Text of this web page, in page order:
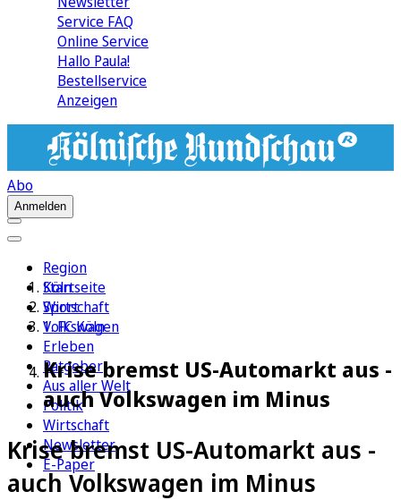
Service FAQ
Online Service
Hallo Paula!
Bestellservice
Anzeigen
Abo
Anmelden
Region
Köln
Sport
1. FC Köln
Erleben
Ratgeber
Aus aller Welt
Politik
Wirtschaft
Newsletter
E-Paper
Startseite
Wirtschaft
Volkswagen
Krise bremst US-Automarkt aus -
auch Volkswagen im Minus
Krise bremst US-Automarkt aus -
auch Volkswagen im Minus